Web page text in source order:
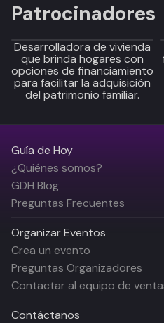
Patrocinadores
Desarrolladora de vivienda
que brinda hogares con
opciones de financiamiento
para facilitar la adquisición
del patrimonio familiar.
Guía de Hoy
¿Quiénes somos?
GDH Blog
Preguntas Frecuentes
Organizar Eventos
Crea un evento
Preguntas Organizadores
Contactar al equipo de
Contáctanos